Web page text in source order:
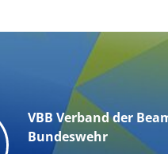
VBB Verband der
Bundeswehr